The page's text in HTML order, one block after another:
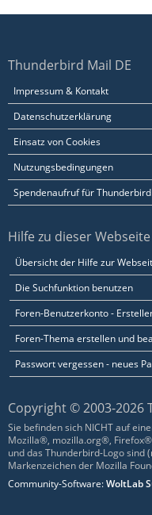
Thunderbird Mail DE
Impressum & Kontakt
Datenschutzerklärung
Einsatz von Cookies
Nutzungsbedingungen
Spendenaufruf für Thunderbird
Hilfe zu dieser Webseite
Übersicht der Hilfe zur
Die Suchfunktion benutzen
Foren-Benutzerkonto -
Foren-Thema erstellen und
Passwort vergessen - neues
Copyright © 2003-2026
Sie befinden sich NICHT auf
Mozilla®, mozilla.org®,
und das Thunderbird-Logo sind
Markenzeichen der Mozilla
Community-Software:WoltLab